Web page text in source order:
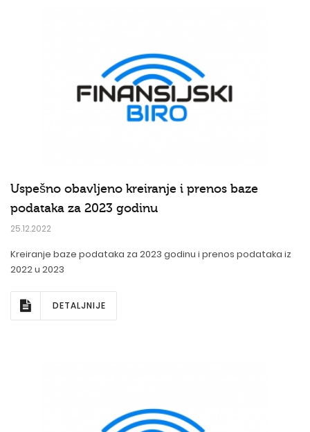
Uspešno obavljeno kreiranje i prenos baze
podataka za 2023 godinu
25.12.2022
Kreiranje baze podataka za 2023 godinu i prenos podataka iz
2022 u 2023
DETALJNIJE